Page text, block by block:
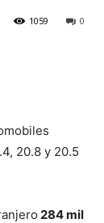
0
1059
20.8 y 20.5
284 mil